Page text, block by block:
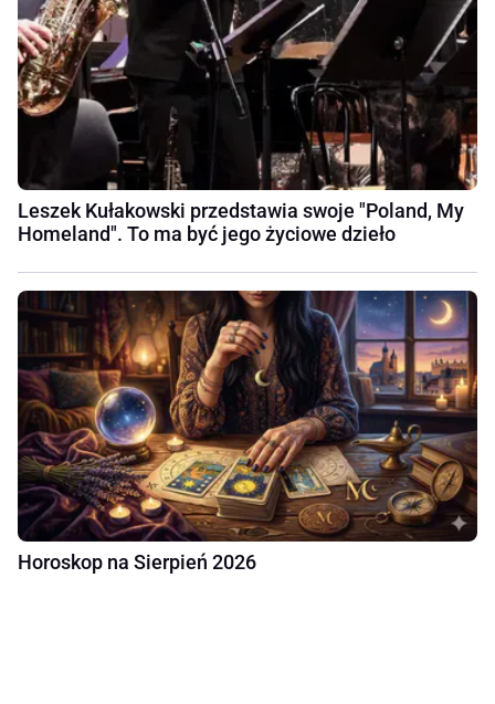
Leszek Kułakowski przedstawia swoje "Poland, My
Homeland". To ma być jego życiowe dzieło
Horoskop na Sierpień 2026